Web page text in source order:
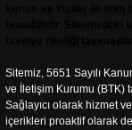
Sitemiz, 5651 Sayılı
ve İletişim Kurumu (BTK)
Sağlayıcı olarak hizmet
içerikleri proaktif olarak